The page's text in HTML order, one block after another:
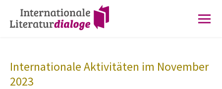
Hauptnavigation
Zum
Inhalt
Internationale Aktivitäten im November
2023